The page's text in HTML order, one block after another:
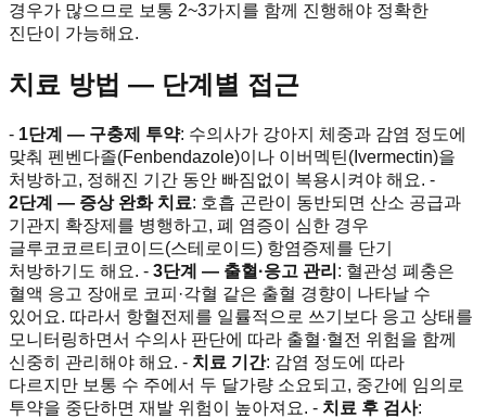
경우가 많으므로 보통 2~3가지를 함께 진행해야 정확한
진단이 가능해요.
치료 방법 — 단계별 접근
- 1단계 — 구충제 투약: 수의사가 강아지 체중과 감염 정도에
맞춰 펜벤다졸(Fenbendazole)이나 이버멕틴(Ivermectin)을
처방하고, 정해진 기간 동안 빠짐없이 복용시켜야 해요. -
2단계 — 증상 완화 치료: 호흡 곤란이 동반되면 산소 공급과
기관지 확장제를 병행하고, 폐 염증이 심한 경우
글루코코르티코이드(스테로이드) 항염증제를 단기
처방하기도 해요. - 3단계 — 출혈·응고 관리 : 혈관성 폐충은
혈액 응고 장애로 코피·각혈 같은 출혈 경향이 나타날 수
있어요. 따라서 항혈전제를 일률적으로 쓰기보다 응고 상태를
모니터링하면서 수의사 판단에 따라 출혈·혈전 위험을 함께
신중히 관리해야 해요. - 치료 기간: 감염 정도에 따라
다르지만 보통 수 주에서 두 달가량 소요되고, 중간에 임의로
투약을 중단하면 재발 위험이 높아져요. - 치료 후 검사: